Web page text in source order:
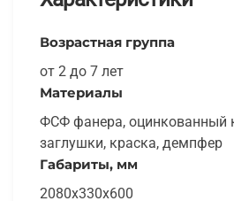
Возрастная группа
от 2 до 7 лет
Материалы
ФСФ фанера, оцинкованный
заглушки, краска, демпфер
Габариты, мм
2080х330х600